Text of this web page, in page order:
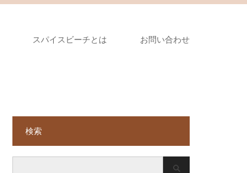
スパイスビーチとは お問い合わせ
検索